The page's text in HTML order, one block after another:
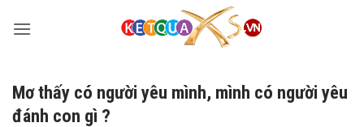
qua
Mơ thấy có người yêu mình, mình có người yêu
đánh con gì ?